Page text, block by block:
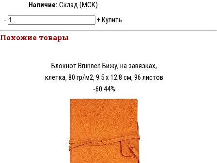
Наличие: Склад (МСК)
-
+Купить
Похожие товары
Блокнот Brunnen Бижу, на завязках,
клетка, 80 гр/м2, 9.5 х 12.8 см, 96 листов
-60.44%